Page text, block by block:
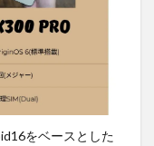
をベースとした